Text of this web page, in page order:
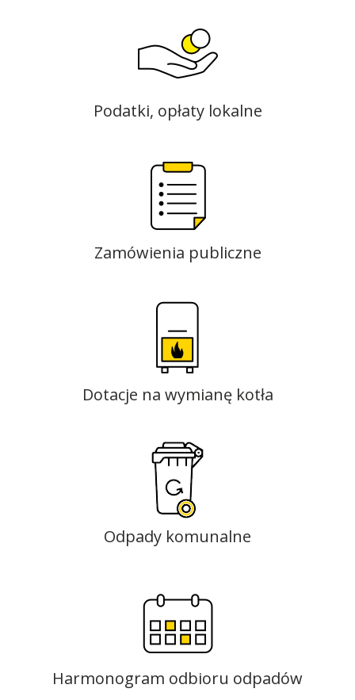
Podatki, opłaty lokalne
Zamówienia publiczne
Dotacje na wymianę kotła
Odpady komunalne
Harmonogram odbioru odpadów